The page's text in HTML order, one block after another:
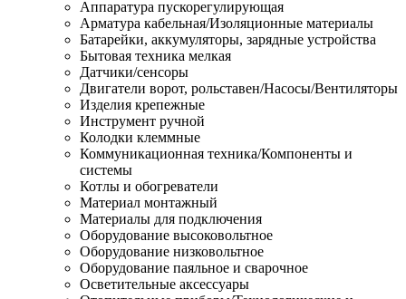
Аппаратура пускорегулирующая
Арматура кабельная/Изоляционные материалы
Батарейки, аккумуляторы, зарядные устройства
Бытовая техника мелкая
Датчики/сенсоры
Двигатели ворот, рольставен/Насосы/Вентиляторы
Изделия крепежные
Инструмент ручной
Колодки клеммные
Коммуникационная техника/Компоненты и
системы
Котлы и обогреватели
Материал монтажный
Материалы для подключения
Оборудование высоковольтное
Оборудование низковольтное
Оборудование паяльное и сварочное
Осветительные аксессуары